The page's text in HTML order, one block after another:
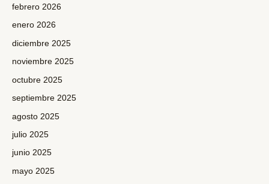
febrero 2026
enero 2026
diciembre 2025
noviembre 2025
octubre 2025
septiembre 2025
agosto 2025
julio 2025
junio 2025
mayo 2025